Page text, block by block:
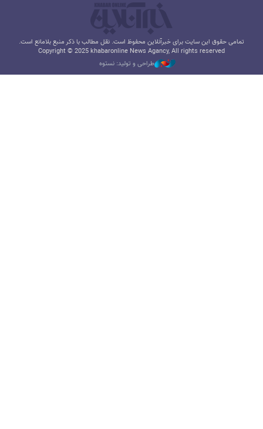
تمامی حقوق این سایت برای خبرآنلاین محفوظ است. نقل مطالب با ذکر منبع بلامانع است.
Copyright © 2025 khabaronline News Agancy, All rights reserved
طراحی و تولید: نستوه